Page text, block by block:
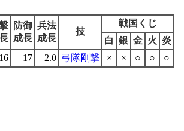
防御
成長
兵法
成長
技
戦国くじ
白 銀 金 火 炎
16 17 2.0 弓隊剛撃 × × ○ ○ ○